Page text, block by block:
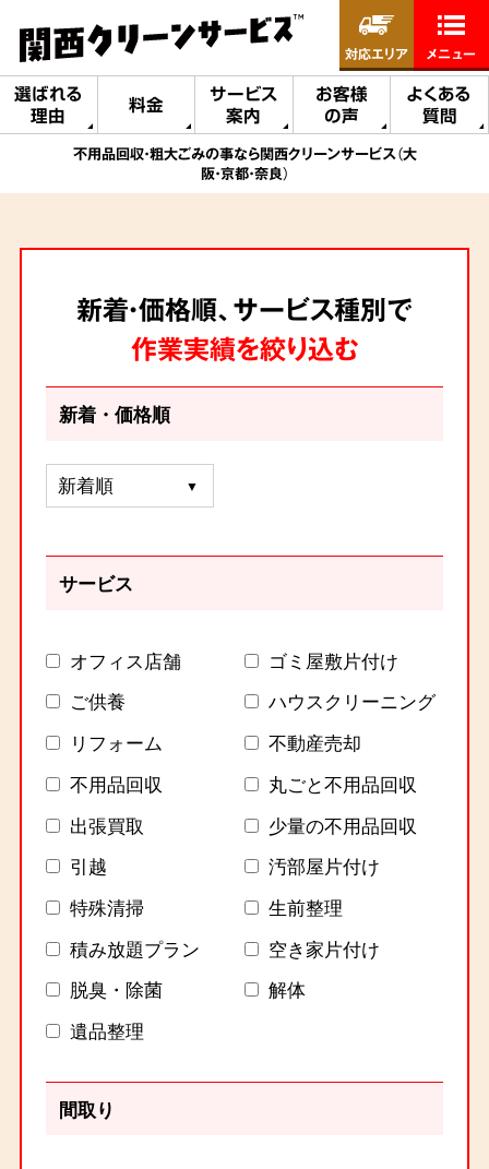
選ばれる
理由
料金
サービス
案内
お客様
の声
よくある
質問
対応エリア メニュー
不用品回収・粗大ごみの事なら関西クリーンサービス（大
阪・京都・奈良）
新着・価格順、サービス種別で
作業実績を絞り込む
新着・価格順
サービス
オフィス店舗
ゴミ屋敷片付け
ご供養
ハウスクリーニング
リフォーム
不動産売却
不用品回収
丸ごと不用品回収
出張買取
少量の不用品回収
引越
汚部屋片付け
特殊清掃
生前整理
積み放題プラン
空き家片付け
脱臭・除菌
解体
遺品整理
間取り